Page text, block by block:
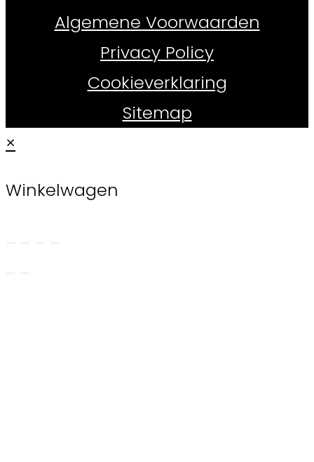
Algemene Voorwaarden
Privacy Policy
Cookieverklaring
Sitemap
×
Winkelwagen